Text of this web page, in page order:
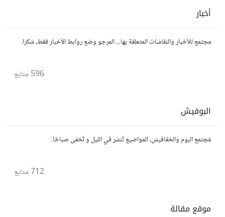
أخبار
مجتمع للأخبار والنقاشات المتعلقة بها... المرجو وضع روابط الأخبار فقط، شكرا.
596متابع
البوفيش
مُجتمع البوم والخفافيش، المواضيع تُنشر في الليل و تُخفى صباحًا.
712متابع
موقع مقالة